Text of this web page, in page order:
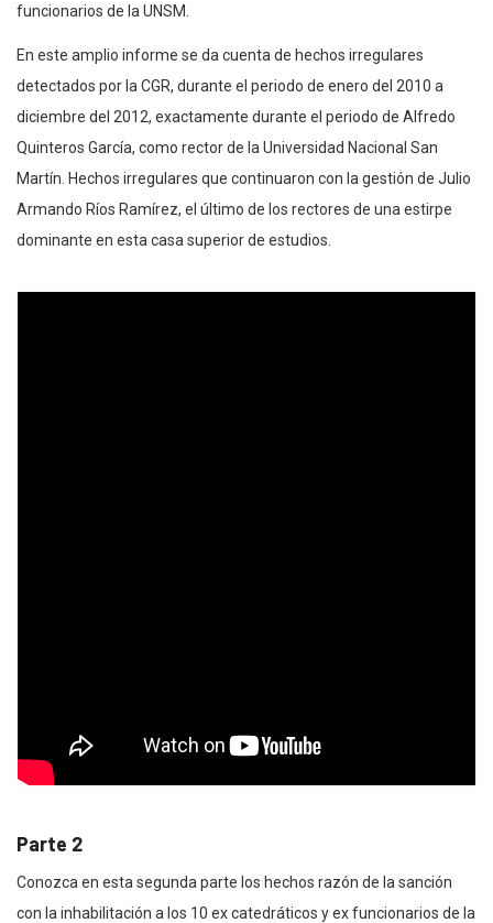
funcionarios de la UNSM.
En este amplio informe se da cuenta de hechos irregulares
detectados por la CGR, durante el periodo de enero del 2010 a
diciembre del 2012, exactamente durante el periodo de Alfredo
Quinteros García, como rector de la Universidad Nacional San
Martín. Hechos irregulares que continuaron con la gestión de Julio
Armando Ríos Ramírez, el último de los rectores de una estirpe
dominante en esta casa superior de estudios.
Parte 2
Conozca en esta segunda parte los hechos razón de la sanción
con la inhabilitación a los 10 ex catedráticos y ex funcionarios de la